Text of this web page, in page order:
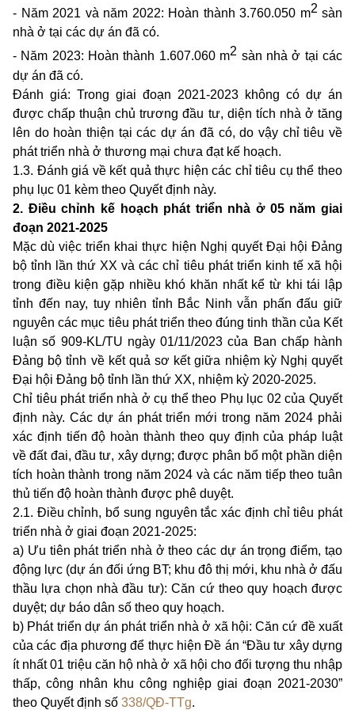
- Năm 2021 và năm 2022: Hoàn thành 3.760.050 m2sàn
nhà ở tại các dự án đã có.
- Năm 2023: Hoàn thành 1.607.060 m2 sàn nhà ở tại các
dự án đã có.
Đánh giá: Trong giai đoạn 2021-2023 không có dự án
được chấp thuận chủ trương đầu tư, diện tích nhà ở tăng
lên do hoàn thiện tại các dự án đã có, do vậy chỉ tiêu về
phát triển nhà ở thương mại chưa đạt kế hoạch.
1.3. Đánh giá vềkết quả thực hiện các chỉtiêu cụ thểtheo
phụ lục 01 kèm theo Quyết định này.
2. Điều chỉnh kế hoạch phát triển nhà ở 05 năm giai
đoạn 2021-2025
Mặc dù việc triển khai thực hiện Nghị quyết Đại hội Đảng
bộ tỉnh lần thứ XX và các chỉ tiêu phát triển kinh tế xã hội
trong điều kiện gặp nhiều khó khăn nhất kể từ khi tái lập
tỉnh đến nay, tuy nhiên tỉnh Bắc Ninh vẫn phấn đấu giữ
nguyên các mục tiêu phát triển theo đúng tinh thần của Kết
luận số 909-KL/TU ngày 01/11/2023 của Ban chấp hành
Đảng bộ tỉnh về kết quả sơ kết giữa nhiệm kỳ Nghị quyết
Đại hội Đảng bộ tỉnh lần thứ XX, nhiệm kỳ 2020-2025.
Chỉ tiêu phát triển nhà ở cụ thể theo Phụ lục 02 của Quyết
định này. Các dự án phát triển mới trong năm 2024 phải
xác định tiến độ hoàn thành theo quy định của pháp luật
về đất đai, đầu tư, xây dựng; được phân bổ một phần diện
tích hoàn thành trong năm 2024 và các năm tiếp theo tuân
thủ tiến độ hoàn thành được phê duyệt.
2.1. Điều chỉnh, bổ sung nguyên tắc xác định chỉ tiêu phát
triển nhà ở giai đoạn 2021-2025:
a) Ưu tiên phát triển nhà ở theo các dự án trọng điểm, tạo
động lực (dự án đối ứng BT; khu đô thị mới, khu nhà ở đấu
thầu lựa chọn nhà đầu tư): Căn cứ theo quy hoạch được
duyệt; dự báo dân số theo quy hoạch.
b) Phát triển dự án phát triển nhà ở xã hội: Căn cứ đề xuất
của các địa phương để thực hiện Đề án “Đầu tư xây dựng
ít nhất 01 triệu căn hộ nhà ở xã hội cho đối tượng thu nhập
thấp, công nhân khu công nghiệp giai đoạn 2021-2030”
theo Quyết định số 338/QĐ-TTg.